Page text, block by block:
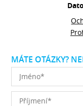
MÁTE OTÁZKY?